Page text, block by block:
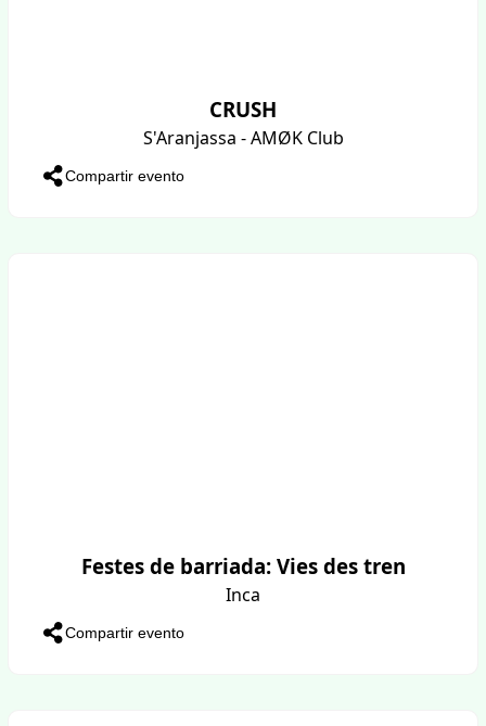
CRUSH
S'Aranjassa - AMØK Club
Compartir evento
Festes de barriada: Vies des tren
Inca
Compartir evento